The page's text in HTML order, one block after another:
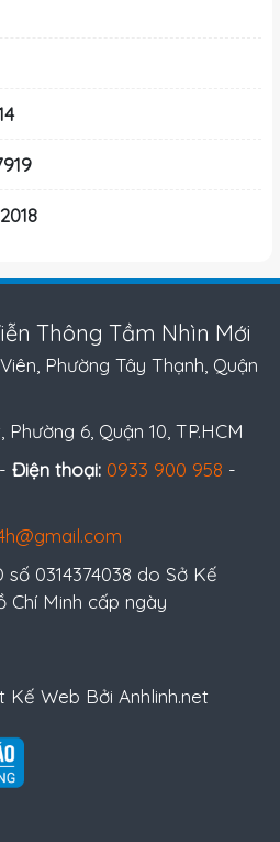
Thông Tầm Nhìn Mới
Phường Tây Thạnh, Quận
6, Quận 10, TP.HCM
- Điện thoại: 0933 900 958 -
0314374038 do Sở Kế
Minh cấp ngày
Web Bởi Anhlinh.net